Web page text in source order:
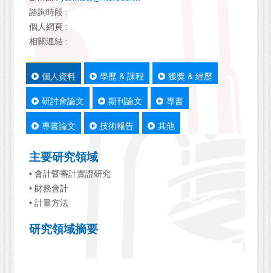
諮詢時段 :
個人網頁 :
相關連結 :
個人資料 學歷 & 課程 獲獎 & 經歷
研討會論文 期刊論文 專書
專書論文 技術報告 其他
主要研究領域
• 會計暨審計實證研究
• 財務會計
• 計量方法
研究領域摘要